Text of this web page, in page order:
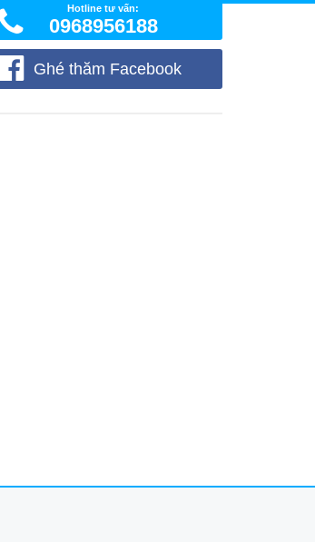
Hotline tư vấn:
0968956188
Ghé thăm Facebook